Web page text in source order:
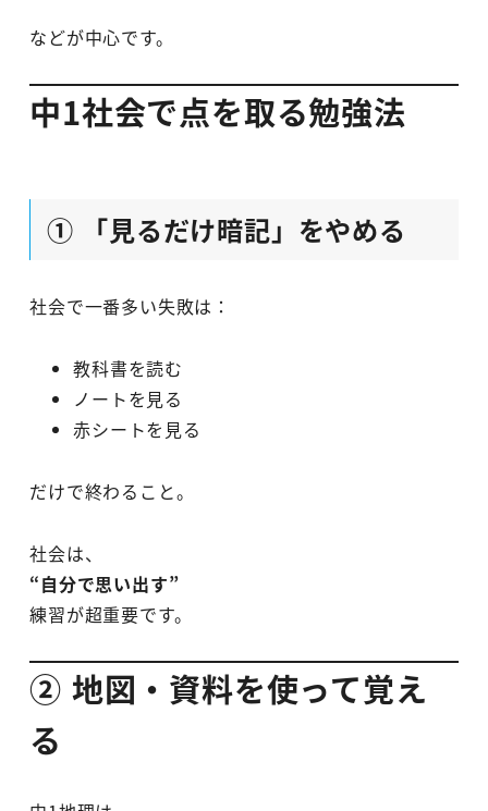
などが中心です。
中1社会で点を取る勉強法
① 「見るだけ暗記」をやめる
社会で一番多い失敗は：
教科書を読む
ノートを見る
赤シートを見る
だけで終わること。
社会は、
“自分で思い出す”
練習が超重要です。
② 地図・資料を使って覚え
る